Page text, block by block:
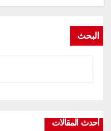
البحث
أحدث المقالات